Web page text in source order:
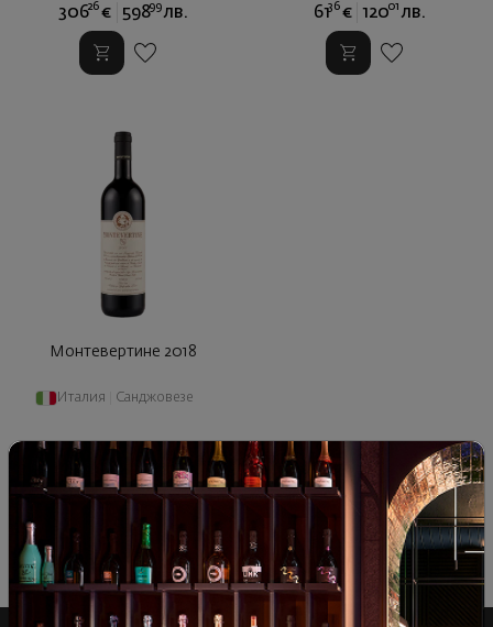
30626 € 59899 лв. 6136 € 12001 лв.
Монтевертине 2018
Италия Санджовезе
63 € 125 00 лв.